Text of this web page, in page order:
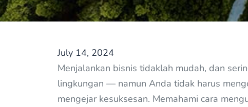
July 14, 2024
Menjalankan bisnis tidaklah mudah, dan
lingkungan — namun Anda tidak harus
mengejar kesuksesan. Memahami cara